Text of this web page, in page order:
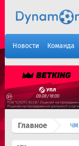
Новости Команда
Главное